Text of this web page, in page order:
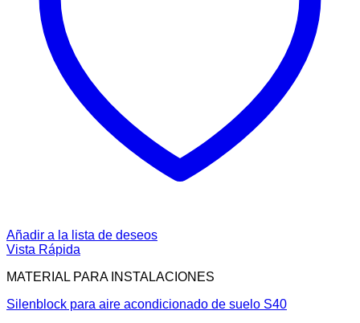
Añadir a la lista de deseos
Vista Rápida
MATERIAL PARA INSTALACIONES
Silenblock para aire acondicionado de suelo S40